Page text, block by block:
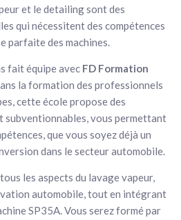
et le detailing sont des
qui nécessitent des compétences
parfaite des machines.
fait équipe avec FD Formation
la formation des professionnels
cette école propose des
vous permettant
que vous soyez déjà un
dans le secteur automobile.
les aspects du lavage vapeur,
automobile, tout en intégrant
SP35A. Vous serez formé par